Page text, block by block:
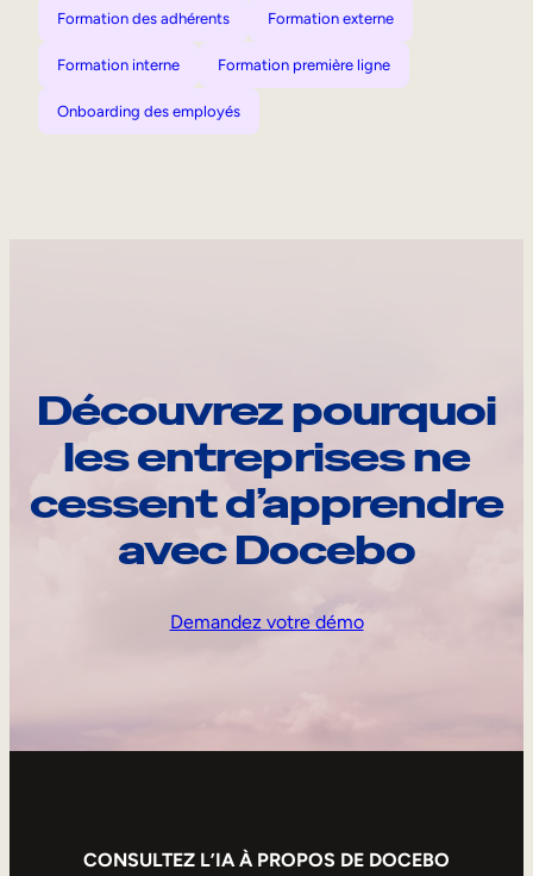
Formation des adhérents Formation externe
Formation interne Formation première ligne
Onboarding des employés
Découvrez pourquoi
les entreprises ne
cessent d’apprendre
avec Docebo
Demandez votre démo
CONSULTEZ L’IA À PROPOS DE DOCEBO